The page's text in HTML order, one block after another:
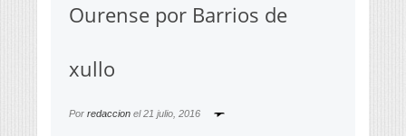
Ourense por Barrios de
xullo
Por redaccion el21 julio, 2016